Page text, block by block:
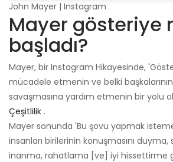
John Mayer | Instagram
Mayer gösteriye
başladı?
Mayer, bir Instagram Hikayesinde,
mücadele etmenin ve belki
savaşmasına yardım etmenin bir yolu
Çeşitlilik .
Mayer sonunda 'Bu şovu yapmak
insanları birilerinin konuşmasını duyma,
inanma, rahatlama [ve] iyi hissettirme